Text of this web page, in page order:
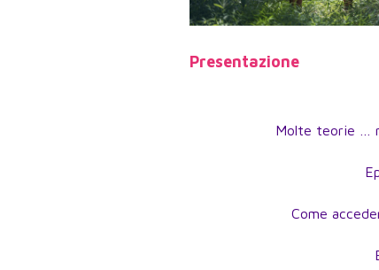
Presentazione
Molte teorie …
Come